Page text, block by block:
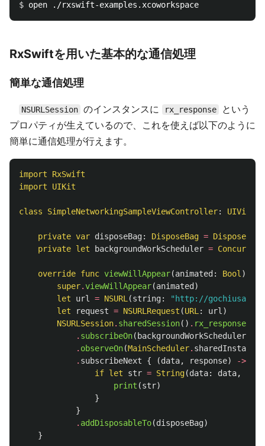
$
RxSwiftを用いた基本的な通信処理
簡単な通信処理
NSURLSession のインスタンスに rx_response
という
プロパティが生えているので、これを使えば以下のように
簡単に通信処理が行えます。
import
RxSwift
import
UIKit
class SimpleNetworkingSampleViewController:
private var disposeBag: DisposeBag = DisposeBag
private let backgroundWorkScheduler =
override func viewWillAppear(animated : Bool)
super.viewWillAppear(animated )
let
url = NSURL(string:
"http://
let
request = NSURLRequest (URL: url)
NSURLSession. sharedSession() . rx_response
. subscribeOn( backgroundWorkScheduler
. observeOn(MainScheduler. sharedInstance
. subscribeNext { (data, response) ->
if let str = String(data: data,
print (str)
}
}
. addDisposableTo(disposeBag)
}